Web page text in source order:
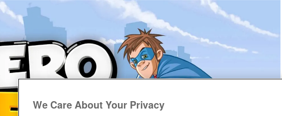
We Care About Your Privacy